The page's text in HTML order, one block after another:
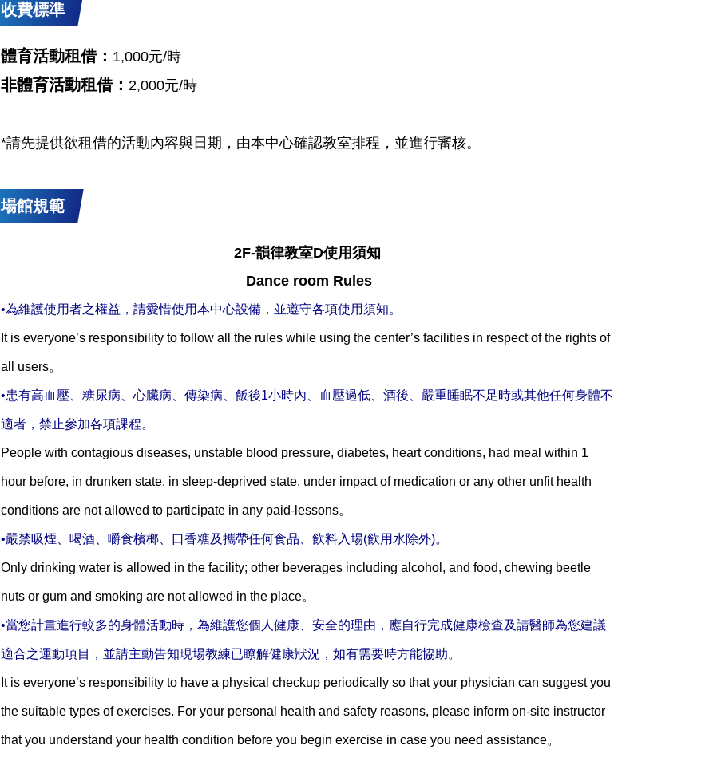
收費標準
體育活動租借： 1,000元/時
非體育活動租借： 2,000元/時
*請先提供欲租借的活動內容與日期，由本中心確認教室排程，並進行審核。
場館規範
2F-韻律教室D使用須知
Dance room Rules
•為維護使用者之權益，請愛惜使用本中心設備，並遵守各項使用須知。
It is everyone’s responsibility to follow all the rules while using the center’s facilities in respect of the rights of
all users。
•患有高血壓、糖尿病、心臟病、傳染病、飯後1小時內、血壓過低、酒後、嚴重睡眠不足時或其他任何身體不
適者，禁止參加各項課程。
People with contagious diseases, unstable blood pressure, diabetes, heart conditions, had meal within 1
hour before, in drunken state, in sleep-deprived state, under impact of medication or any other unfit health
conditions are not allowed to participate in any paid-lessons。
•嚴禁吸煙、喝酒、嚼食檳榔、口香糖及攜帶任何食品、飲料入場(飲用水除外)。
Only drinking water is allowed in the facility; other beverages including alcohol, and food, chewing beetle
nuts or gum and smoking are not allowed in the place。
•當您計畫進行較多的身體活動時，為維護您個人健康、安全的理由，應自行完成健康檢查及請醫師為您建議
適合之運動項目，並請主動告知現場教練已瞭解健康狀況，如有需要時方能協助。
It is everyone’s responsibility to have a physical checkup periodically so that your physician can suggest you
the suitable types of exercises. For your personal health and safety reasons, please inform on-site instructor
that you understand your health condition before you begin exercise in case you need assistance。